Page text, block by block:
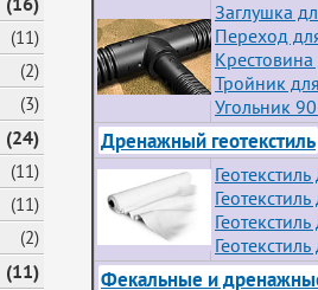
(11)
(2)
(3)
(24)
(11)
(11)
(2)
(11)
Заглушка
Переход
Тройник
Угольник
Дренажный геотекстиль
Фекальные и